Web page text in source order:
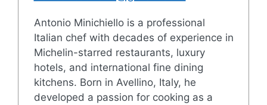
Antonio Minichiello is a professional
Italian chef with decades of experience in
Michelin-starred restaurants, luxury
hotels, and international fine dining
kitchens. Born in Avellino, Italy, he
developed a passion for cooking as a